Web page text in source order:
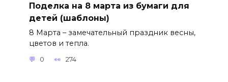
Поделка на 8 марта из бумаги для
детей (шаблоны)
8 Марта – замечательный праздник весны,
цветов и тепла.
0 274